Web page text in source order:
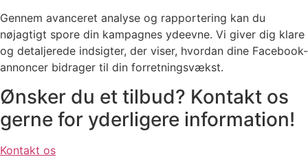
Gennem avanceret analyse og rapportering kan du
nøjagtigt spore din kampagnes ydeevne. Vi giver dig klare
og detaljerede indsigter, der viser, hvordan dine Facebook-
annoncer bidrager til din forretningsvækst.
Ønsker du et tilbud? Kontakt os
gerne for yderligere information!
Kontakt os